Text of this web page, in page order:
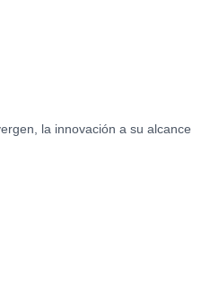
la innovación a su alcance